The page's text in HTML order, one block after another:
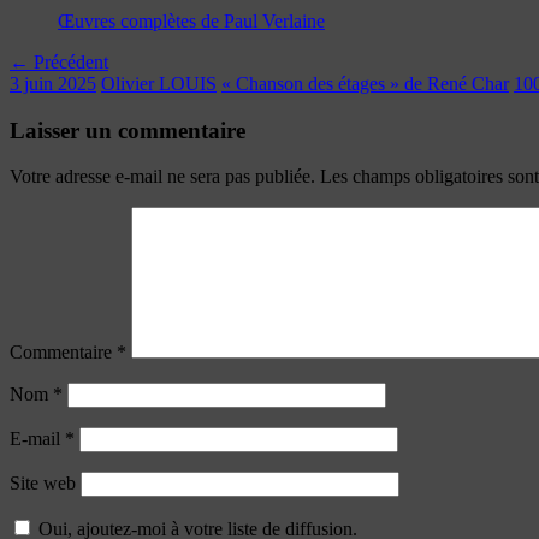
Œuvres complètes de Paul Verlaine
← Précédent
3 juin 2025 Olivier LOUIS « Chanson des étages » de René Char
Laisser un commentaire
Votre adresse e-mail ne sera pas publiée. Les champs obligatoires
Commentaire *
Nom *
E-mail *
Site web
Oui, ajoutez-moi à votre liste de diffusion.